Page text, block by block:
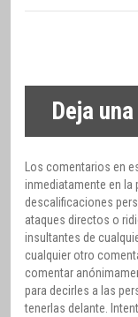
Deja
Los comentarios en
inmediatamente en la
descalificaciones
ataques directos o
insultantes de
cualquier otro
comentar
para decirles a las
tenerlas delante.